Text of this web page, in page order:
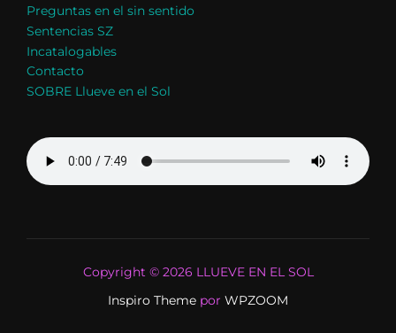
Preguntas en el sin sentido
Sentencias SZ
Incatalogables
Contacto
SOBRE Llueve en el Sol
Copyright © 2026 LLUEVE EN EL SOL
Inspiro Theme por WPZOOM